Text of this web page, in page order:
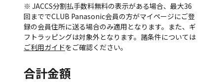
※ JACCS分割払手数料無料の表示がある場合、最大36
回まででCLUB Panasonic会員の方がマイページにご登
録の会員住所に送る場合のみ適用となります。また、ギ
フトラッピングは対象外となります。諸条件については
ご利用ガイドをご確認ください。
合計金額